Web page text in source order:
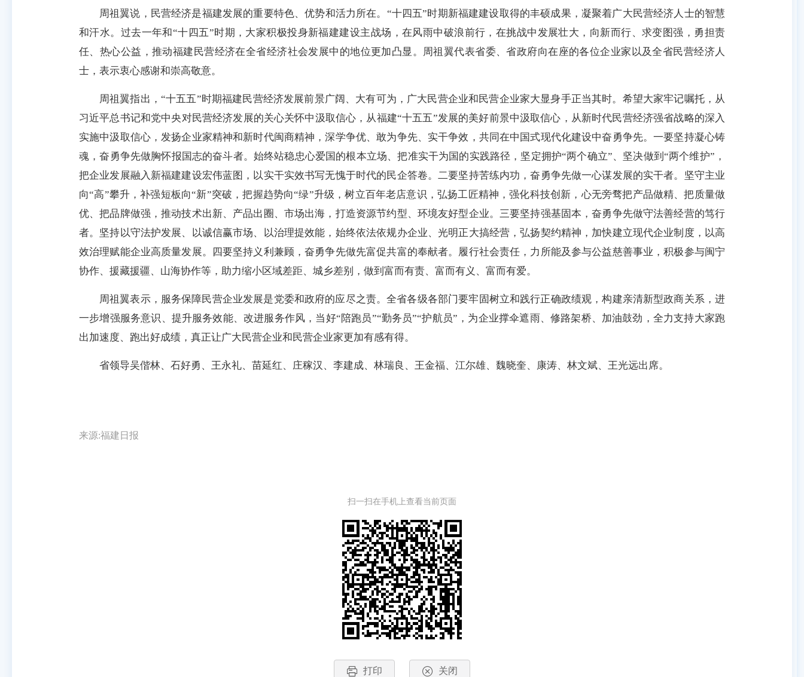
周祖翼说，民营经济是福建发展的重要特色、优势和活力所在。“十四五”时期新福建建设取得的丰硕成果，凝聚着广大民营经济人士的智慧
和汗水。过去一年和“十四五”时期，大家积极投身新福建建设主战场，在风雨中破浪前行，在挑战中发展壮大，向新而行、求变图强，勇担责
任、热心公益，推动福建民营经济在全省经济社会发展中的地位更加凸显。周祖翼代表省委、省政府向在座的各位企业家以及全省民营经济人
士，表示衷心感谢和崇高敬意。
周祖翼指出，“十五五”时期福建民营经济发展前景广阔、大有可为，广大民营企业和民营企业家大显身手正当其时。希望大家牢记嘱托，从
习近平总书记和党中央对民营经济发展的关心关怀中汲取信心，从福建“十五五”发展的美好前景中汲取信心，从新时代民营经济强省战略的深入
实施中汲取信心，发扬企业家精神和新时代闽商精神，深学争优、敢为争先、实干争效，共同在中国式现代化建设中奋勇争先。一要坚持凝心铸
魂，奋勇争先做胸怀报国志的奋斗者。始终站稳忠心爱国的根本立场、把准实干为国的实践路径，坚定拥护“两个确立”、坚决做到“两个维护”，
把企业发展融入新福建建设宏伟蓝图，以实干实效书写无愧于时代的民企答卷。二要坚持苦练内功，奋勇争先做一心谋发展的实干者。坚守主业
向“高”攀升，补强短板向“新”突破，把握趋势向“绿”升级，树立百年老店意识，弘扬工匠精神，强化科技创新，心无旁骛把产品做精、把质量做
优、把品牌做强，推动技术出新、产品出圈、市场出海，打造资源节约型、环境友好型企业。三要坚持强基固本，奋勇争先做守法善经营的笃行
者。坚持以守法护发展、以诚信赢市场、以治理提效能，始终依法依规办企业、光明正大搞经营，弘扬契约精神，加快建立现代企业制度，以高
效治理赋能企业高质量发展。四要坚持义利兼顾，奋勇争先做先富促共富的奉献者。履行社会责任，力所能及参与公益慈善事业，积极参与闽宁
协作、援藏援疆、山海协作等，助力缩小区域差距、城乡差别，做到富而有责、富而有义、富而有爱。
周祖翼表示，服务保障民营企业发展是党委和政府的应尽之责。全省各级各部门要牢固树立和践行正确政绩观，构建亲清新型政商关系，进
一步增强服务意识、提升服务效能、改进服务作风，当好“陪跑员”“勤务员”“护航员”，为企业撑伞遮雨、修路架桥、加油鼓劲，全力支持大家跑
出加速度、跑出好成绩，真正让广大民营企业和民营企业家更加有感有得。
省领导吴偕林、石好勇、王永礼、苗延红、庄稼汉、李建成、林瑞良、王金福、江尔雄、魏晓奎、康涛、林文斌、王光远出席。
来源:福建日报
扫一扫在手机上查看当前页面
打印 关闭